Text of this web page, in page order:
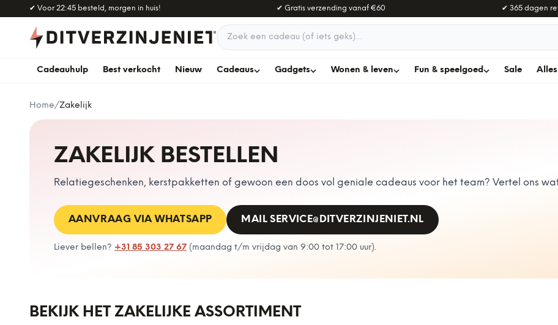
Naar hoofdinhoud
✔ Voor 22:45 besteld, morgen in huis! ✔ Gratis verzending vanaf€60 ✔ 365 dagen
Zoek een cadeau
Cadeauhulp Best verkocht Nieuw Cadeaus Gadgets Wonen & leven Fun & speelgoed Sale Alles
Home/Zakelijk
ZAKELIJK BESTELLEN
Relatiegeschenken, kerstpakketten of gewoon een doos vol geniale cadeaus voor het team? Vertel ons
AANVRAAG VIA WHATSAPP MAILSERVICE@DITVERZINJENIET.NL
Liever bellen? +31 85 303 27 67 ( maandag t/m vrijdag van 9:00 tot 17:00 uur).
BEKIJK HET ZAKELIJKE ASSORTIMENT